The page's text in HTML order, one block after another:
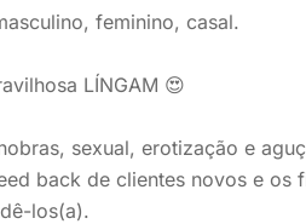
feminino, casal.
LÍNGAM 😍
sexual, erotização e
back de clientes novos e
los(a).